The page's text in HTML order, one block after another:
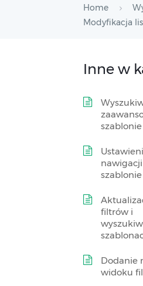
Home
Modyfikacja
Inne w
filtrów i
Dodanie
widoku